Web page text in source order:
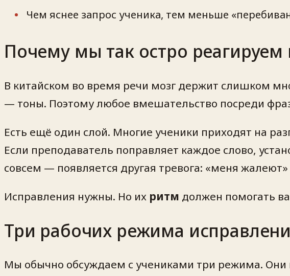
Чем яснее запрос ученика, тем меньше
Почему мы так остро
В китайском во время речи мозг держит слишком
— тоны. Поэтому любое вмешательство посреди
Есть ещё один слой. Многие ученики приходят на
Если преподаватель поправляет каждое слово,
совсем — появляется другая тревога: «меня
Исправления нужны. Но их ритм должен помогать
Три рабочих режима
Мы обычно обсуждаем с учениками три режима.